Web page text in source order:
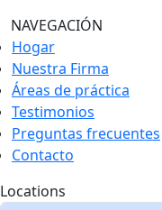
NAVEGACIÓN
Hogar
Nuestra Firma
Áreas de práctica
Testimonios
Preguntas frecuentes
Contacto
Locations